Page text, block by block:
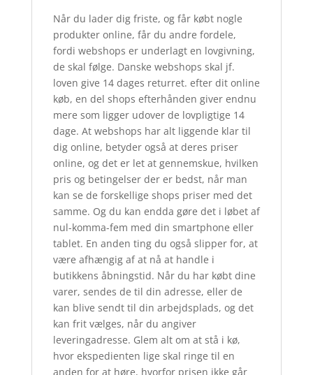
Når du lader dig friste, og får købt nogle
produkter online, får du andre fordele,
fordi webshops er underlagt en lovgivning,
de skal følge. Danske webshops skal jf.
loven give 14 dages returret. efter dit online
køb, en del shops efterhånden giver endnu
mere som ligger udover de lovpligtige 14
dage. At webshops har alt liggende klar til
dig online, betyder også at deres priser
online, og det er let at gennemskue, hvilken
pris og betingelser der er bedst, når man
kan se de forskellige shops priser med det
samme. Og du kan endda gøre det i løbet af
nul-komma-fem med din smartphone eller
tablet. En anden ting du også slipper for, at
være afhængig af at nå at handle i
butikkens åbningstid. Når du har købt dine
varer, sendes de til din adresse, eller de
kan blive sendt til din arbejdsplads, og det
kan frit vælges, når du angiver
leveringadresse. Glem alt om at stå i kø,
hvor ekspedienten lige skal ringe til en
anden for at høre, hvorfor prisen ikke går